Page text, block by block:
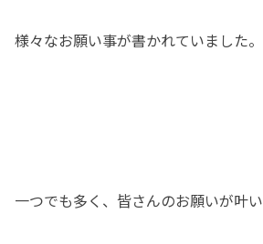
様々なお願い事が書かれていました。
一つでも多く、皆さんのお願いが叶